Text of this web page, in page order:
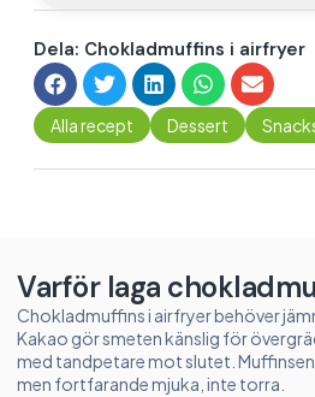
Dela: Chokladmuffins i airfryer
Alla recept Dessert
Varför laga
Chokladmuffins i airfryer behöver
Kakao gör smeten känslig för
med tandpetare mot slutet.
men fortfarande mjuka, inte torra.